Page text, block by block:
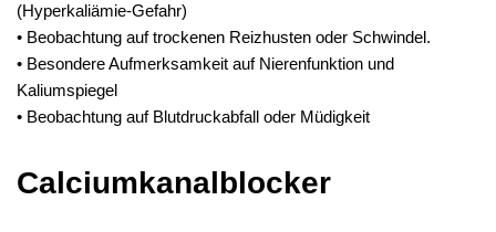
(Hyperkaliämie-Gefahr)
• Beobachtung auf trockenen Reizhusten oder Schwindel.
• Besondere Aufmerksamkeit auf Nierenfunktion und
Kaliumspiegel
• Beobachtung auf Blutdruckabfall oder Müdigkeit
Calciumkanalblocker